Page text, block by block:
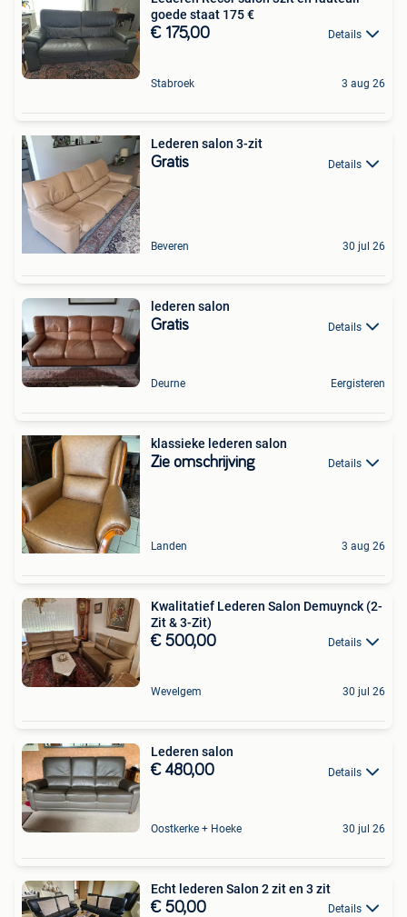
goede staat 175 €
€ 175,00 Details
Stabroek 3 aug 26
Lederen salon 3-zit
Gratis Details
Beveren 30 jul 26
lederen salon
Gratis Details
Deurne Eergisteren
klassieke lederen salon
Zie omschrijving Details
Landen 3 aug 26
Kwalitatief Lederen Salon Demuynck (2-
Zit & 3-Zit)
€ 500,00 Details
Wevelgem 30 jul 26
Lederen salon
€ 480,00 Details
Oostkerke + Hoeke 30 jul 26
Echt lederen Salon 2 zit en 3 zit
€ 50,00 Details